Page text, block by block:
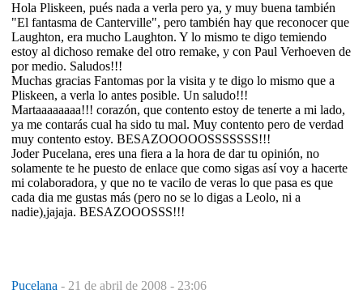
Hola Pliskeen, pués nada a verla pero ya, y muy buena también
"El fantasma de Canterville", pero también hay que reconocer que
Laughton, era mucho Laughton. Y lo mismo te digo temiendo
estoy al dichoso remake del otro remake, y con Paul Verhoeven de
por medio. Saludos!!!
Muchas gracias Fantomas por la visita y te digo lo mismo que a
Pliskeen, a verla lo antes posible. Un saludo!!!
Martaaaaaaaa!!! corazón, que contento estoy de tenerte a mi lado,
ya me contarás cual ha sido tu mal. Muy contento pero de verdad
muy contento estoy. BESAZOOOOOSSSSSSS!!!
Joder Pucelana, eres una fiera a la hora de dar tu opinión, no
solamente te he puesto de enlace que como sigas así voy a hacerte
mi colaboradora, y que no te vacilo de veras lo que pasa es que
cada dia me gustas más (pero no se lo digas a Leolo, ni a
nadie),jajaja. BESAZOOOSSS!!!
Pucelana - 21 de abril de 2008 - 23:06